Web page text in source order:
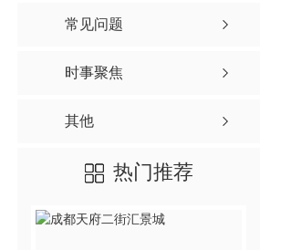
常见问题
时事聚焦
其他
热门推荐